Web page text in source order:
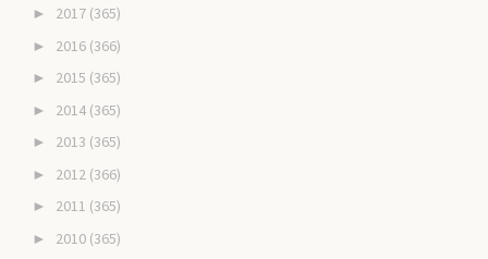
► 2017 (365)
► 2016 (366)
► 2015 (365)
► 2014 (365)
► 2013 (365)
► 2012 (366)
► 2011 (365)
► 2010 (365)